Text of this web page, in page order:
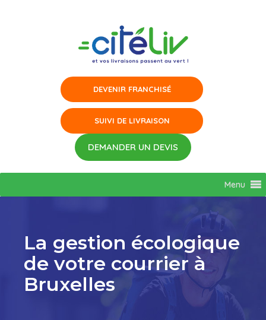
Menu
La gestion écologique
de votre courrier à
Bruxelles